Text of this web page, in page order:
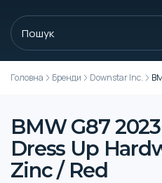
Головна Бренди Downstar Inc.
BMW G87
Dress Up
Zinc / Red